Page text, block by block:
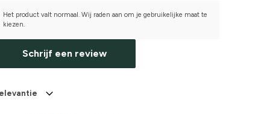
Het product valt normaal. Wij raden aan om je gebruikelijke maat te
kiezen.
Schrijf een review